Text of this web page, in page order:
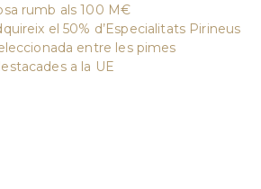
rumb als 100 M€
el 50% d’Especialitats Pirineus
entre les pimes
a la UE